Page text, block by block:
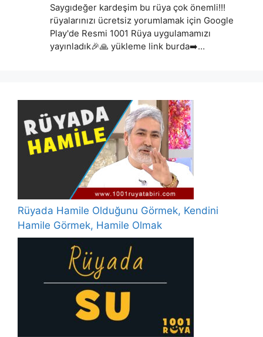
Saygıdeğer kardeşim bu rüya çok önemli!!!
rüyalarınızı ücretsiz yorumlamak için Google
Play'de Resmi 1001 Rüya uygulamamızı
yayınladık🎉🙏 yükleme link burda➡️…
Rüyada Hamile Olduğunu Görmek, Kendini
Hamile Görmek, Hamile Olmak